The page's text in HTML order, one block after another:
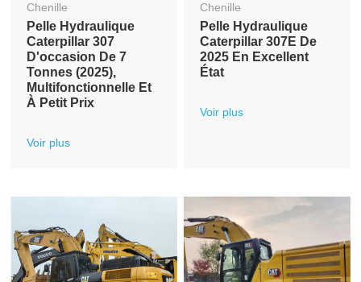
Chenille
Pelle Hydraulique
Caterpillar 307
D'occasion De 7
Tonnes (2025),
Multifonctionnelle Et
À Petit Prix
Voir plus
Chenille
Pelle Hydraulique
Caterpillar 307E De
2025 En Excellent
État
Voir plus